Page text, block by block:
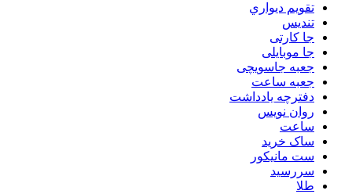
تقويم ديواري
تنديس
جا کارتی
جا موبایلی
جعبه جاسویچی
جعبه ساعت
دفترچه یادداشت
روان نويس
ساعت
ساک خرید
ست مانيكور
سررسید
طلا